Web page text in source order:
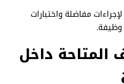
مفاضلة واختبارات
المتاحة داخل